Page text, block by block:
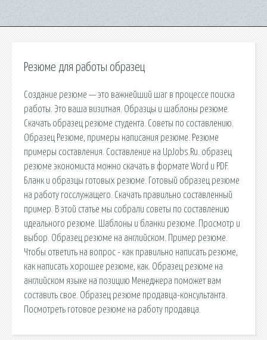
Резюме для работы образец
Создание резюме — это важнейший шаг в процессе поиска
работы. Это ваша визитная. Образцы и шаблоны резюме.
Скачать образец резюме студента. Советы по составлению.
Образец Резюме, примеры написания резюме. Резюме
примеры составления. Составление на UpJobs.Ru. образец
резюме экономиста можно скачать в формате Word и PDF.
Бланк и образцы готовых резюме. Готовый образец резюме
на работу госслужащего. Скачать правильно составленный
пример. В этой статье мы собрали советы по составлению
идеального резюме. Шаблоны и бланки резюме. Просмотр и
выбор. Образец резюме на английском. Пример резюме.
Чтобы ответить на вопрос - как правильно написать резюме,
как написать хорошее резюме, как. Образец резюме на
английском языке на позицию Менеджера поможет вам
составить свое. Образец резюме продавца-консультанта.
Посмотреть готовое резюме на работу продавца.